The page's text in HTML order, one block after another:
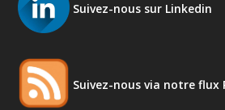
Suivez-nous sur Linkedin
Suivez-nous via notre flux